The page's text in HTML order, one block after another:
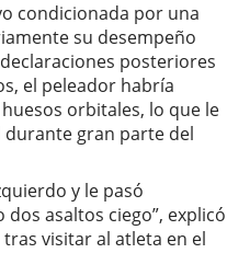
condicionada por una
su desempeño
posteriores
el peleador habría
orbitales, lo que le
gran parte del
y le pasó
asaltos ciego”, explicó
visitar al atleta en el